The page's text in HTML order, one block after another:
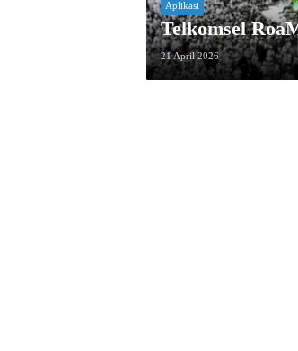
Aplikasi
Telkomsel
21 April 2026